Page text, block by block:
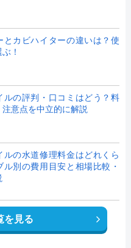
とカビハイターの違いは？使
！
ルの評判・口コミはどう？料
意点を中立的に解説
ルの水道修理料金はどれくら
ル別の費用目安と相場比較・
を見る